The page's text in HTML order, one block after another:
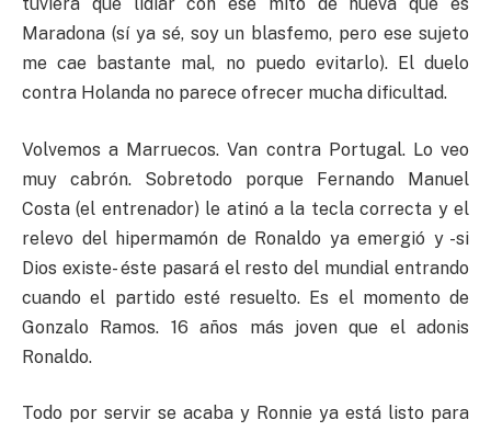
Maradona (sí ya sé, soy un blasfemo, pero ese sujeto
me cae bastante mal, no puedo evitarlo). El duelo
contra Holanda no parece ofrecer mucha dificultad.
Volvemos a Marruecos. Van contra Portugal. Lo veo
muy cabrón. Sobretodo porque Fernando Manuel
Costa (el entrenador) le atinó a la tecla correcta y el
relevo del hipermamón de Ronaldo ya emergió y -si
Dios existe- éste pasará el resto del mundial entrando
cuando el partido esté resuelto. Es el momento de
Gonzalo Ramos. 16 años más joven que el adonis
Ronaldo.
Todo por servir se acaba y Ronnie ya está listo para